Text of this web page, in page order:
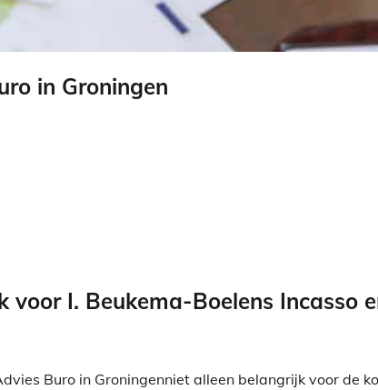
in Groningen
I. Beukema-Boelens Incasso
Buro in Groningenniet alleen belangrijk voor de